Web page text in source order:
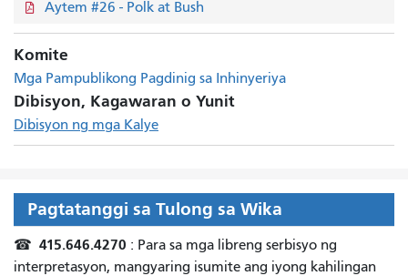
Aytem #26 - Polk at Bush
Komite
Mga Pampublikong Pagdinig sa Inhinyeriya
Dibisyon, Kagawaran o Yunit
Dibisyon ng mga Kalye
Pagtatanggi sa Tulong sa Wika
☎ 415.646.4270 : Para sa mga libreng serbisyo ng
interpretasyon, mangyaring isumite ang iyong kahilingan